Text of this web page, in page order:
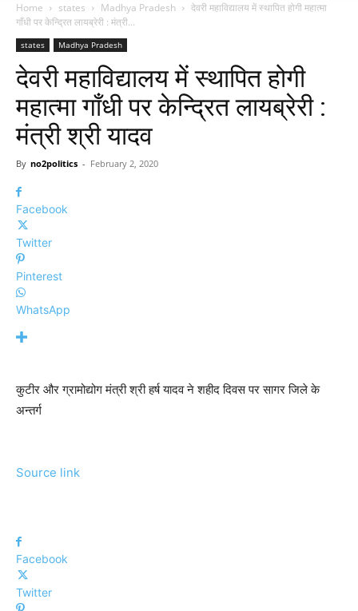
Home states Madhya Pradesh
देवरी महाविद्यालय में स्थापित होगी महात्मा
गाँधी पर केन्द्रित लायब्रेरी : मंत्री...
states Madhya Pradesh
देवरी महाविद्यालय में स्थापित होगी
महात्मा गाँधी पर केन्द्रित लायब्रेरी :
मंत्री श्री यादव
By no2politics - February 2, 2020
Facebook
Twitter
Pinterest
WhatsApp
कुटीर और ग्रामोद्योग मंत्री श्री हर्ष यादव ने शहीद दिवस पर सागर जिले के
अन्तर्ग
Source link
Facebook
Twitter